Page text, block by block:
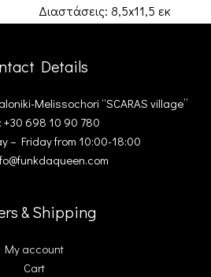
Διαστάσεις: 8,5x11,5 εκ
οινόπνευμα, μωρομάντηλα
πανάκι για
Details
Melissochori “SCARAS village”
+30 698 10 90 780
– Friday from 10:00-18:00
& Shipping
My account
Cart